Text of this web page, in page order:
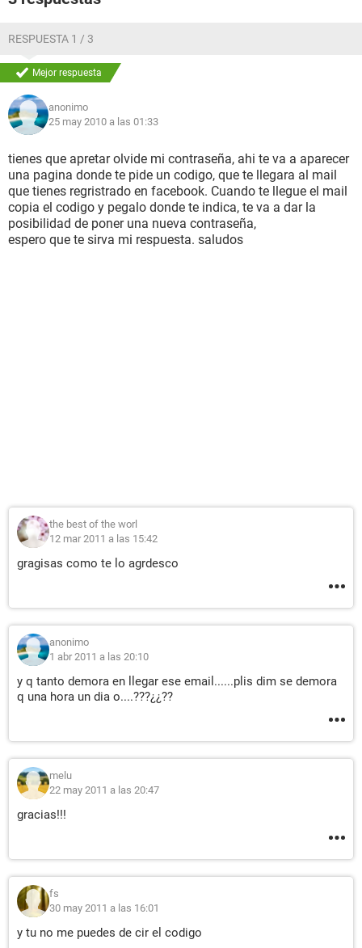
RESPUESTA 1 / 3
Mejor respuesta
anonimo
25 may 2010 a las 01:33
tienes que apretar olvide mi contraseña, ahi te va a aparecer
una pagina donde te pide un codigo, que te llegara al mail
que tienes regristrado en facebook. Cuando te llegue el mail
copia el codigo y pegalo donde te indica, te va a dar la
posibilidad de poner una nueva contraseña,
espero que te sirva mi respuesta. saludos
the best of the worl
12 mar 2011 a las 15:42
gragisas como te lo agrdesco
anonimo
1 abr 2011 a las 20:10
y q tanto demora en llegar ese email......plis dim se demora
q una hora un dia o....???¿¿??
melu
22 may 2011 a las 20:47
gracias!!!
fs
30 may 2011 a las 16:01
y tu no me puedes de cir el codigo